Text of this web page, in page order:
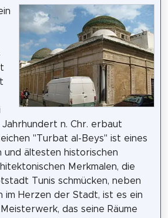
Jahrhundert n. Chr. erbaut
"Turbat al-Beys" ist eines
ältesten historischen
Merkmalen, die
Tunis schmücken, neben
im Herzen der Stadt, ist es ein
das seine Räume